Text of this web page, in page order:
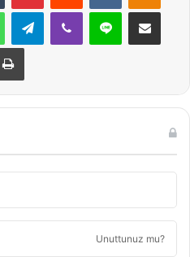
WhatsAppTelegramViber Line E-Posta ile
Yazdır
Unuttunuz mu?